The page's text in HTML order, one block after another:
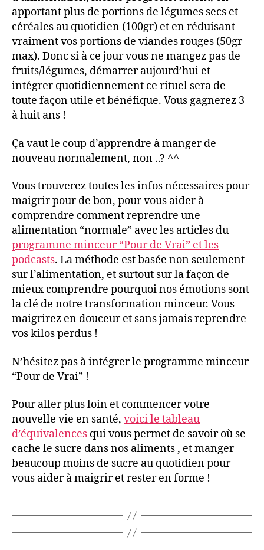
apportant plus de portions de légumes secs et
céréales au quotidien (100gr) et en réduisant
vraiment vos portions de viandes rouges (50gr
max). Donc si à ce jour vous ne mangez pas de
fruits/légumes, démarrer aujourd’hui et
intégrer quotidiennement ce rituel sera de
toute façon utile et bénéfique. Vous gagnerez 3
à huit ans !
Ça vaut le coup d’apprendre à manger de
nouveau normalement, non ..? ^^
Vous trouverez toutes les infos nécessaires pour
maigrir pour de bon, pour vous aider à
comprendre comment reprendre une
alimentation “normale” avec les articles du
programme minceur “Pour de Vrai” et les
podcasts. La méthode est basée non seulement
sur l’alimentation, et surtout sur la façon de
mieux comprendre pourquoi nos émotions sont
la clé de notre transformation minceur. Vous
maigrirez en douceur et sans jamais reprendre
vos kilos perdus !
N’hésitez pas à intégrer le programme minceur
“Pour de Vrai” !
Pour aller plus loin et commencer votre
nouvelle vie en santé, voici le tableau
d’équivalences qui vous permet de savoir où se
cache le sucre dans nos aliments , et manger
beaucoup moins de sucre au quotidien pour
vous aider à maigrir et rester en forme !